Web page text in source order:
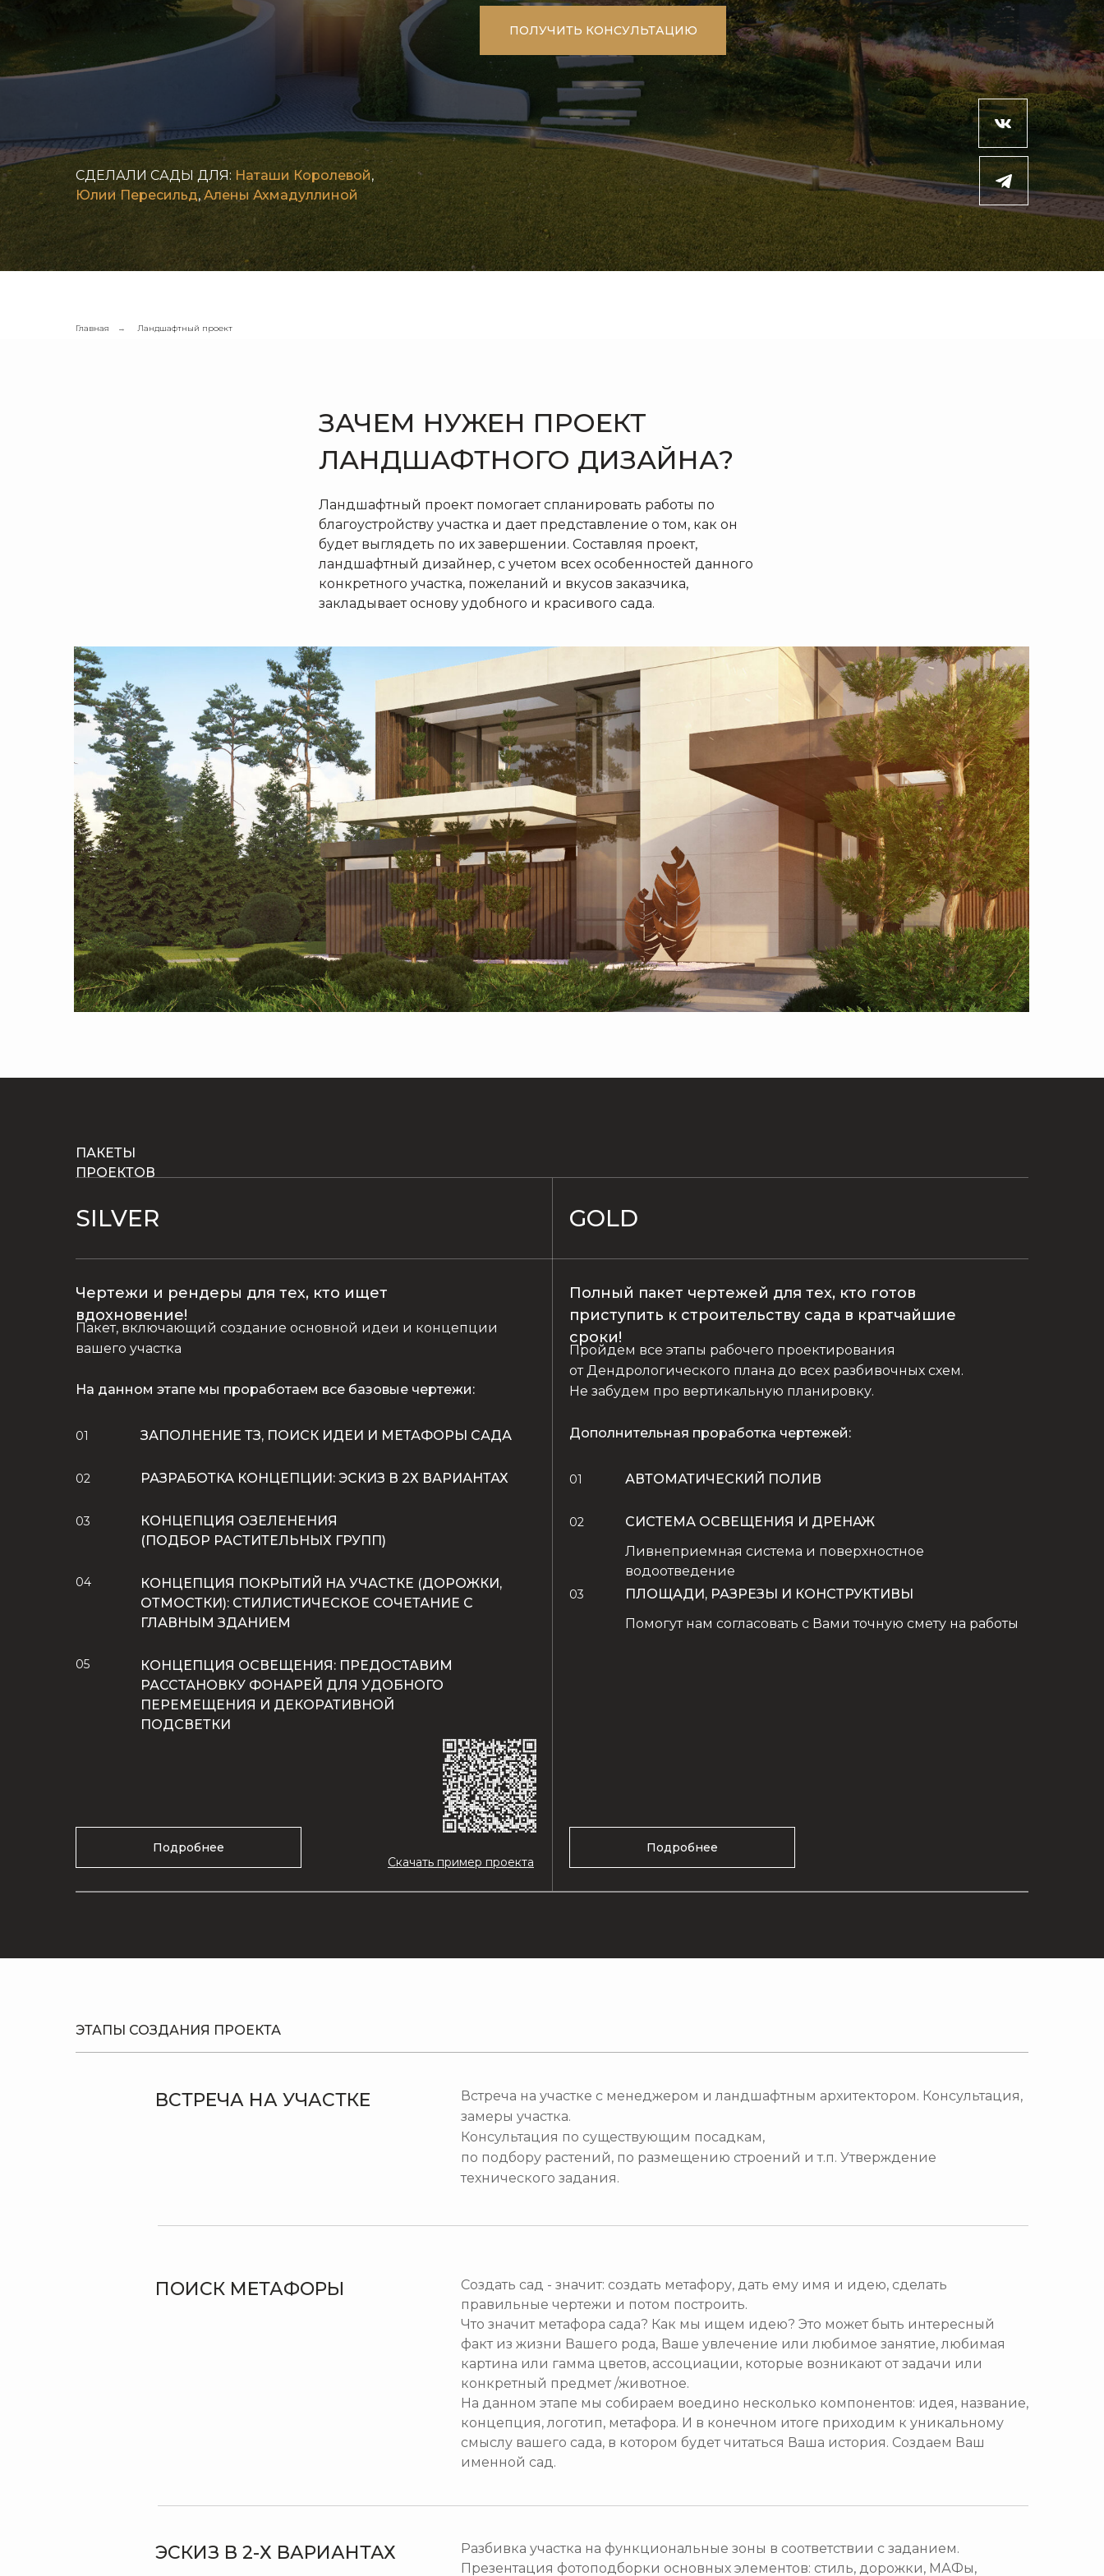
СДЕЛАЛИ САДЫ ДЛЯ: Наташи Королевой,
Юлии Пересильд,Алены Ахмадуллиной
ПОЛУЧИТЬ КОНСУЛЬТАЦИЮ
Главная → Ландшафтный проект
Ландшафтный проект помогает спланировать работы по
благоустройству участка и дает представление о том, как он
будет выглядеть по их завершении. Составляя проект,
ландшафтный дизайнер, с учетом всех особенностей данного
конкретного участка, пожеланий и вкусов заказчика,
закладывает основу удобного и красивого сада.
ЗАЧЕМ НУЖЕН ПРОЕКТ
ЛАНДШАФТНОГО ДИЗАЙНА?
ПАКЕТЫ
ПРОЕКТОВ
SILVER GOLD
Чертежи и рендеры для тех, кто ищет
вдохновение!
01 ЗАПОЛНЕНИЕ ТЗ, ПОИСК ИДЕИ И МЕТАФОРЫ САДА
02 РАЗРАБОТКА КОНЦЕПЦИИ: ЭСКИЗ В 2Х ВАРИАНТАХ
03
КОНЦЕПЦИЯ ОЗЕЛЕНЕНИЯ
(ПОДБОР РАСТИТЕЛЬНЫХ ГРУПП)
Подробнее
Пакет, включающий создание основной идеи и концепции
вашего участка
Полный пакет чертежей для тех, кто готов
приступить к строительству сада в кратчайшие
сроки!
Пройдем все этапы рабочего проектирования
от Дендрологического плана до всех разбивочных схем.
Не забудем про вертикальную планировку.
01 АВТОМАТИЧЕСКИЙ ПОЛИВ
02 СИСТЕМА ОСВЕЩЕНИЯ И ДРЕНАЖ
03 ПЛОЩАДИ, РАЗРЕЗЫ И КОНСТРУКТИВЫ
Подробнее
На данном этапе мы проработаем все базовые чертежи:
04
КОНЦЕПЦИЯ ПОКРЫТИЙ НА УЧАСТКЕ (ДОРОЖКИ,
ОТМОСТКИ): СТИЛИСТИЧЕСКОЕ СОЧЕТАНИЕ С
ГЛАВНЫМ ЗДАНИЕМ
Дополнительная проработка чертежей:
Ливнеприемная система и поверхностное
водоотведение
Помогут нам согласовать с Вами точную смету на работы
Скачать пример проекта
05
КОНЦЕПЦИЯ ОСВЕЩЕНИЯ: ПРЕДОСТАВИМ
РАССТАНОВКУ ФОНАРЕЙ ДЛЯ УДОБНОГО
ПЕРЕМЕЩЕНИЯ И ДЕКОРАТИВНОЙ
ПОДСВЕТКИ
ЭТАПЫ СОЗДАНИЯ ПРОЕКТА
ВСТРЕЧА НА УЧАСТКЕ
Встреча на участке с менеджером и ландшафтным архитектором. Консультация,
замеры участка.
Консультация по существующим посадкам,
по подбору растений, по размещению строений и т.п. Утверждение
технического задания.
ПОИСК МЕТАФОРЫ
Создать сад - значит: создать метафору, дать ему имя и идею, сделать
правильные чертежи и потом построить.
Что значит метафора сада? Как мы ищем идею? Это может быть интересный
факт из жизни Вашего рода, Ваше увлечение или любимое занятие, любимая
картина или гамма цветов, ассоциации, которые возникают от задачи или
конкретный предмет /животное.
На данном этапе мы собираем воедино несколько компонентов: идея, название,
концепция, логотип, метафора. И в конечном итоге приходим к уникальному
смыслу вашего сада, в котором будет читаться Ваша история. Создаем Ваш
именной сад.
ЭСКИЗ В 2-Х ВАРИАНТАХ
Разбивка участка на функциональные зоны в соответствии с заданием.
Презентация фотоподборки основных элементов: стиль, дорожки, МАФы,